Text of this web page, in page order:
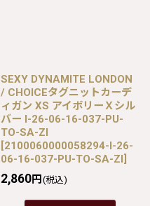
SEXY DYNAMITE LONDON
/ CHOICEタグニットカーデ
ィガン XS アイボリーＸシル
バー I-26-06-16-037-PU-
TO-SA-ZI
[2100060000058294-I-26-
06-16-037-PU-TO-SA-ZI]
2,860円 (税込)